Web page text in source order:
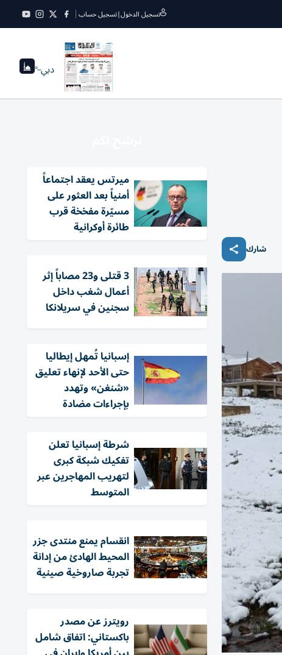
تسجيل الدخول|تسجيل حساب
دبي--°
شارك
ميرتس يعقد اجتماعاً
أمنياً بعد العثور على
مسيّرة مفخخة قرب
طائرة أوكرانية
3 قتلى و23 مصاباً إثر
أعمال شغب داخل
سجنين في سريلانكا
إسبانيا تُمهل إيطاليا
حتى الأحد لإنهاء تعليق
«شنغن» وتهدد
بإجراءات مضادة
شرطة إسبانيا تعلن
تفكيك شبكة كبرى
لتهريب المهاجرين عبر
المتوسط
انقسام يمنع منتدى جزر
المحيط الهادئ من إدانة
تجربة صاروخية صينية
‏رويترز عن مصدر
باكستاني: اتفاق شامل